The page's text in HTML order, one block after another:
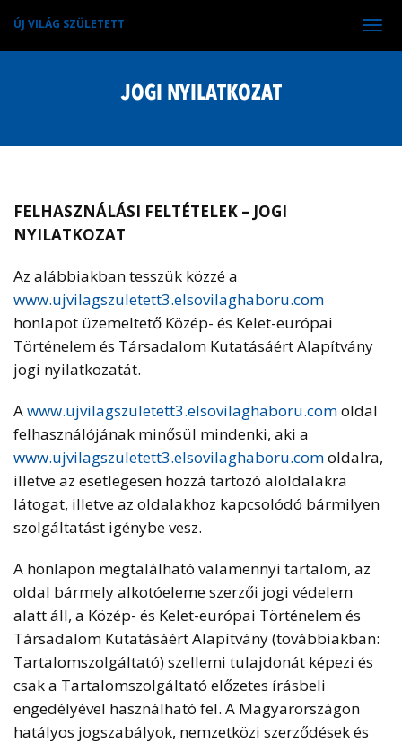
ÚJ VILÁG SZÜLETETT
JOGI NYILATKOZAT
FELHASZNÁLÁSI FELTÉTELEK – JOGI
NYILATKOZAT
Az alábbiakban tesszük közzé a
www.ujvilagszuletett3.elsovilaghaboru.com
honlapot üzemeltető Közép- és Kelet-európai
Történelem és Társadalom Kutatásáért Alapítvány
jogi nyilatkozatát.
Awww.ujvilagszuletett3.elsovilaghaboru.comoldal
felhasználójának minősül mindenki, aki a
www.ujvilagszuletett3.elsovilaghaboru.comoldalra,
illetve az esetlegesen hozzá tartozó aloldalakra
látogat, illetve az oldalakhoz kapcsolódó bármilyen
szolgáltatást igénybe vesz.
A honlapon megtalálható valamennyi tartalom, az
oldal bármely alkotóeleme szerzői jogi védelem
alatt áll, a Közép- és Kelet-európai Történelem és
Társadalom Kutatásáért Alapítvány (továbbiakban:
Tartalomszolgáltató) szellemi tulajdonát képezi és
csak a Tartalomszolgáltató előzetes írásbeli
engedélyével használható fel. A Magyarországon
hatályos jogszabályok, nemzetközi szerződések és